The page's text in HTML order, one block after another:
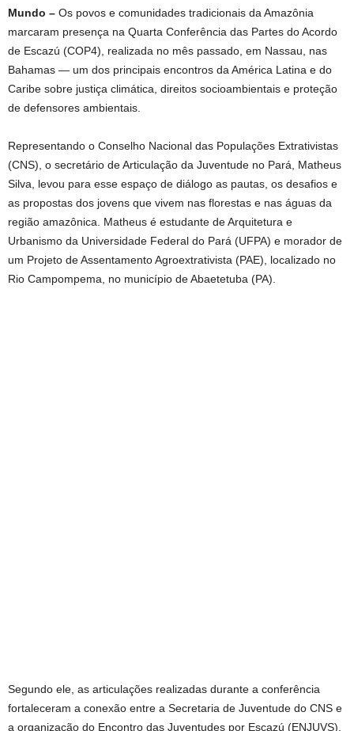
Mundo – Os povos e comunidades tradicionais da Amazônia
marcaram presença na Quarta Conferência das Partes do Acordo
de Escazú (COP4), realizada no mês passado, em Nassau, nas
Bahamas — um dos principais encontros da América Latina e do
Caribe sobre justiça climática, direitos socioambientais e proteção
de defensores ambientais.
Representando o Conselho Nacional das Populações Extrativistas
(CNS), o secretário de Articulação da Juventude no Pará, Matheus
Silva, levou para esse espaço de diálogo as pautas, os desafios e
as propostas dos jovens que vivem nas florestas e nas águas da
região amazônica. Matheus é estudante de Arquitetura e
Urbanismo da Universidade Federal do Pará (UFPA) e morador de
um Projeto de Assentamento Agroextrativista (PAE), localizado no
Rio Campompema, no município de Abaetetuba (PA).
Segundo ele, as articulações realizadas durante a conferência
fortaleceram a conexão entre a Secretaria de Juventude do CNS e
a organização do Encontro das Juventudes por Escazú (ENJUVS),